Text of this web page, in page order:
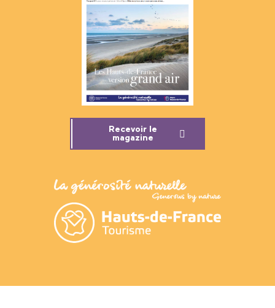
Recevoir le
magazine